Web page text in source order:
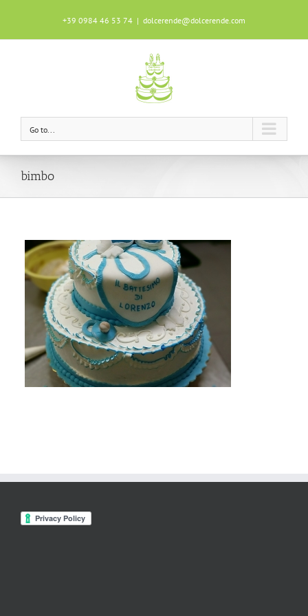
Questo sito utilizza i cookie per garantire
un'ottima esperienza durante la tua
Scopri di più
+39 0984 46 53 74 | dolcerende@dolcerende.com
Go to...
bimbo